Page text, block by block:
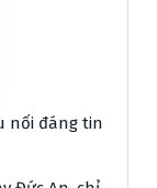
nối đáng tin